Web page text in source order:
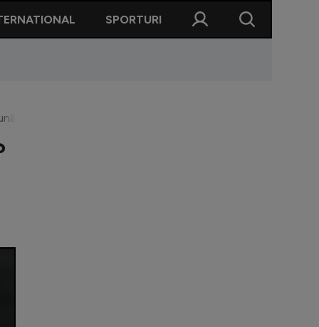
SPORTURI
dintr-un campionat puternic!”